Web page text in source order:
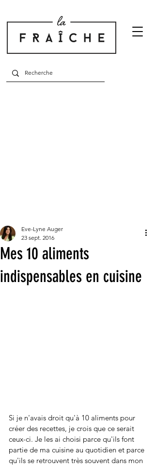
Mes 10 aliments
indispensables en cuisine
Eve-Lyne Auger
23 sept. 2016
Si je n'avais droit qu'à 10 aliments pour
créer des recettes, je crois que ce serait
ceux-ci. Je les ai choisi parce qu'ils font
partie de ma cuisine au quotidien et parce
qu'ils se retrouvent très souvent dans mon